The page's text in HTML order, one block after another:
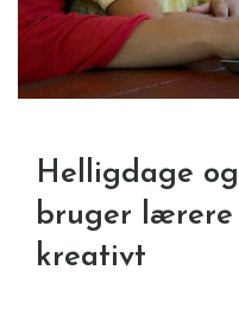
Helligdage
bruger
kreativt